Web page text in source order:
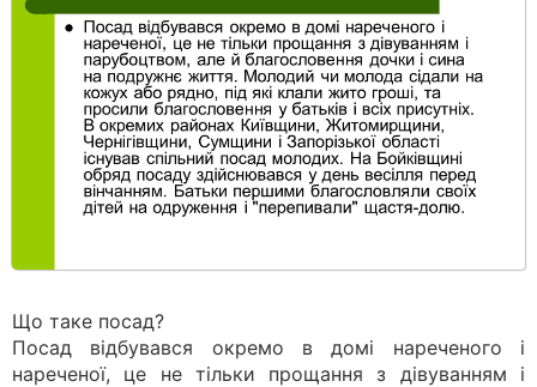
Що таке посад?
Посад відбувався окремо в домі нареченого і
нареченої, це не тільки прощання з дівуванням і